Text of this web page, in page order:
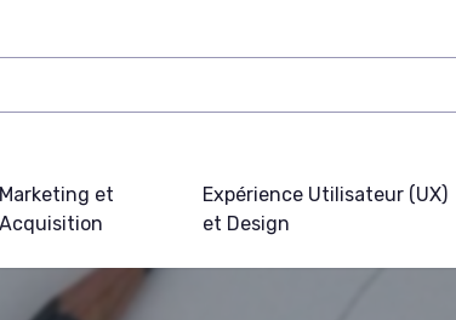
Marketing et
Acquisition
Expérience Utilisateur (UX)
et Design